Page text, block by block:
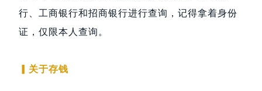
行、工商银行和招商银行进行查询，记得拿着身份
证，仅限本人查询。
▎关于存钱